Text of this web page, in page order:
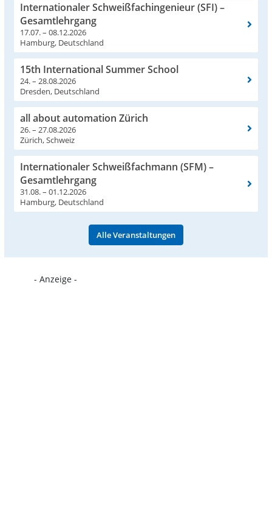
Internationaler Schweißfachingenieur (SFI) –
Gesamtlehrgang
17.07. – 08.12.2026
Hamburg, Deutschland
15th International Summer School
24. – 28.08.2026
Dresden, Deutschland
all about automation Zürich
26. – 27.08.2026
Zürich, Schweiz
Internationaler Schweißfachmann (SFM) –
Gesamtlehrgang
31.08. – 01.12.2026
Hamburg, Deutschland
Alle Veranstaltungen
- Anzeige -